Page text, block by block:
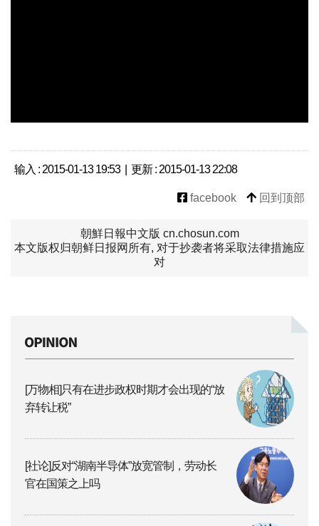
输入 : 2015-01-13 19:53 | 更新 : 2015-01-13 22:08
facebook 回到顶部
朝鮮日報中文版 cn.chosun.com
本文版权归朝鲜日报网所有, 对于抄袭者将采取法律措施应
对
[万物相]只有在进步政权时期才会出现的“放
弃转让税”
[社论]反对“湖南半导体”放宽管制，劳动长
官在国策之上吗